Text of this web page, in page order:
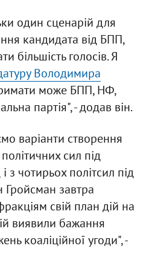
один сценарій для
кандидата від БПП,
більшість голосів. Я
Володимира
може БПП, НФ,
партія", - додав він.
варіанти створення
політичних сил під
з чотирьох політсил під
Гройсман завтра
свій план дій на
виявили бажання
коаліційної угоди", -